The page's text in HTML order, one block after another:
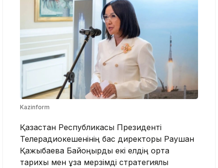
Kazinform
Қазақстан Республикасы Президенті
Телерадиокешенінің бас директоры Раушан
Қажыбаева Байқоңырды екі елдің ортақ
тарихы мен ұзақ мерзімді стратегиялық